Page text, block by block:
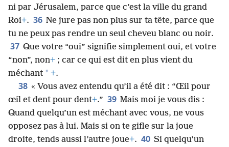
ni par Jérusalem, parce que c’est la ville du grand
Roi+. 36 Ne jure pas non plus sur ta tête, parce que
tu ne peux pas rendre un seul cheveu blanc ou noir.
37 Que votre “oui” signifie simplement oui, et votre
“non”, non+ ; car ce qui est dit en plus vient du
méchant * +.
38 « Vous avez entendu qu’il a été dit : “Œil pour
œil et dent pour dent+.” 39 Mais moi je vous dis :
Quand quelqu’un est méchant avec vous, ne vous
opposez pas à lui. Mais si on te gifle sur la joue
droite, tends aussi l’autre joue+. 40 Si quelqu’un